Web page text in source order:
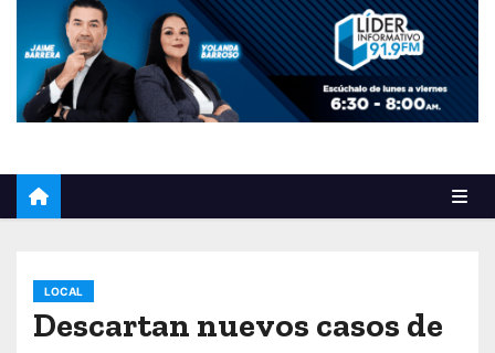
LOCAL
Descartan nuevos casos de